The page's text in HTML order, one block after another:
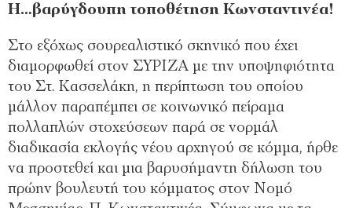
Η…βαρύγδουπη τοποθέτηση Κωνσταντινέα!
Στο εξόχως σουρεαλιστικό σκηνικό που έχει
διαμορφωθεί στον ΣΥΡΙΖΑ με την υποψηφιότητα
του Στ. Κασσελάκη, η περίπτωση του οποίου
μάλλον παραπέμπει σε κοινωνικό πείραμα
πολλαπλών στοχεύσεων παρά σε νορμάλ
διαδικασία εκλογής νέου αρχηγού σε κόμμα, ήρθε
να προστεθεί και μια βαρυσήμαντη δήλωση του
πρώην βουλευτή του κόμματος στον Νομό